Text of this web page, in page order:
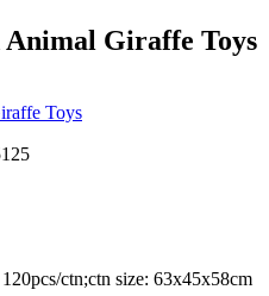
Animal Giraffe Toys
ctn;ctn size: 63x45x58cm